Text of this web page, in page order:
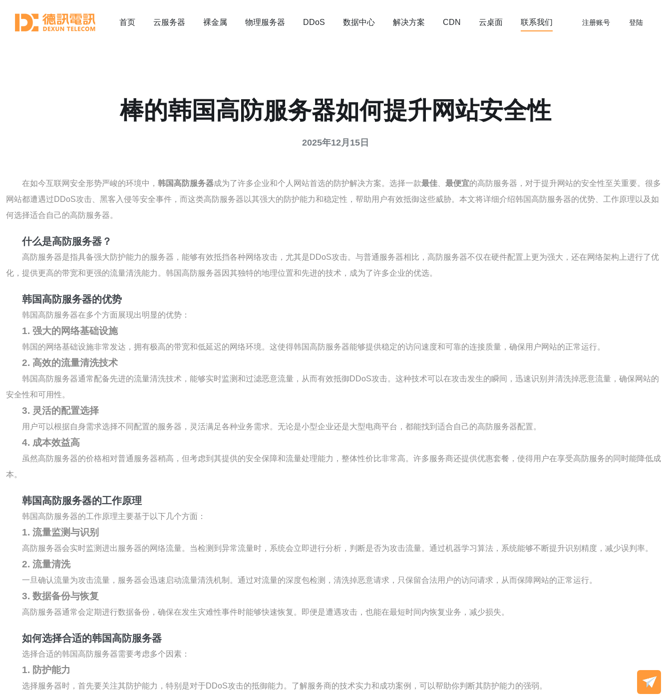
首页 云服务器 裸金属 物理服务器 DDoS 数据中心 解决方案 CDN 云桌面 联系我们 注册账号 登陆
棒的韩国高防服务器如何提升网站安全性
2025年12月15日
在如今互联网安全形势严峻的环境中， 韩国高防服务器成为了许多企业和个人网站首选的防护解决方案。选择一款最佳 最便宜的高防服务器，对于提升网站的安全性至关重要。很多
网站都遭遇过DDoS攻击、黑客入侵等安全事件，而这类高防服务器以其强大的防护能力和稳定性，帮助用户有效抵御这些威胁。本文将详细介绍韩国高防服务器的优势、工作原理以及如
何选择适合自己的高防服务器。
什么是高防服务器？
高防服务器是指具备强大防护能力的服务器，能够有效抵挡各种网络攻击，尤其是DDoS攻击。与普通服务器相比，高防服务器不仅在硬件配置上更为强大，还在网络架构上进行了优
化，提供更高的带宽和更强的流量清洗能力。韩国高防服务器因其独特的地理位置和先进的技术，成为了许多企业的优选。
韩国高防服务器的优势
韩国高防服务器在多个方面展现出明显的优势：
1. 强大的网络基础设施
韩国的网络基础设施非常发达，拥有极高的带宽和低延迟的网络环境。这使得韩国高防服务器能够提供稳定的访问速度和可靠的连接质量，确保用户网站的正常运行。
2. 高效的流量清洗技术
韩国高防服务器通常配备先进的流量清洗技术，能够实时监测和过滤恶意流量，从而有效抵御DDoS攻击。这种技术可以在攻击发生的瞬间，迅速识别并清洗掉恶意流量，确保网站的
安全性和可用性。
3. 灵活的配置选择
用户可以根据自身需求选择不同配置的服务器，灵活满足各种业务需求。无论是小型企业还是大型电商平台，都能找到适合自己的高防服务器配置。
4. 成本效益高
虽然高防服务器的价格相对普通服务器稍高，但考虑到其提供的安全保障和流量处理能力，整体性价比非常高。许多服务商还提供优惠套餐，使得用户在享受高防服务的同时能降低成
本。
韩国高防服务器的工作原理
韩国高防服务器的工作原理主要基于以下几个方面：
1. 流量监测与识别
高防服务器会实时监测进出服务器的网络流量。当检测到异常流量时，系统会立即进行分析，判断是否为攻击流量。通过机器学习算法，系统能够不断提升识别精度，减少误判率。
2. 流量清洗
一旦确认流量为攻击流量，服务器会迅速启动流量清洗机制。通过对流量的深度包检测，清洗掉恶意请求，只保留合法用户的访问请求，从而保障网站的正常运行。
3. 数据备份与恢复
高防服务器通常会定期进行数据备份，确保在发生灾难性事件时能够快速恢复。即便是遭遇攻击，也能在最短时间内恢复业务，减少损失。
如何选择合适的韩国高防服务器
选择合适的韩国高防服务器需要考虑多个因素：
1. 防护能力
选择服务器时，首先要关注其防护能力，特别是对于DDoS攻击的抵御能力。了解服务商的技术实力和成功案例，可以帮助你判断其防护能力的强弱。